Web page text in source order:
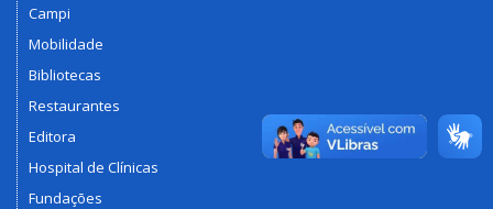
Campi
Mobilidade
Bibliotecas
Restaurantes
Editora
Hospital de Clínicas
Fundações